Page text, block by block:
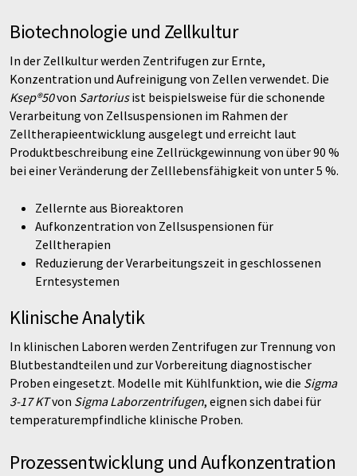
Biotechnologie und Zellkultur
In der Zellkultur werden Zentrifugen zur Ernte,
Konzentration und Aufreinigung von Zellen verwendet. Die
Ksep®50von Sartoriusist beispielsweise für die schonende
Verarbeitung von Zellsuspensionen im Rahmen der
Zelltherapieentwicklung ausgelegt und erreicht laut
Produktbeschreibung eine Zellrückgewinnung von über 90 %
bei einer Veränderung der Zelllebensfähigkeit von unter 5 %.
Zellernte aus Bioreaktoren
Aufkonzentration von Zellsuspensionen für
Zelltherapien
Reduzierung der Verarbeitungszeit in geschlossenen
Erntesystemen
Klinische Analytik
In klinischen Laboren werden Zentrifugen zur Trennung von
Blutbestandteilen und zur Vorbereitung diagnostischer
Proben eingesetzt. Modelle mit Kühlfunktion, wie die Sigma
3-17 KTvon Sigma Laborzentrifugen, eignen sich dabei für
temperaturempfindliche klinische Proben.
Prozessentwicklung und Aufkonzentration